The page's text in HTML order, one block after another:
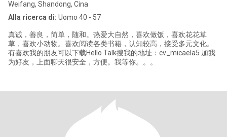
Weifang, Shandong, Cina
Alla ricerca di: Uomo 40 - 57
真诚，善良，简单，随和。热爱大自然，喜欢做饭，喜欢花花草
草，喜欢小动物。喜欢阅读各类书籍，认知较高，接受多元文化。
有喜欢我的朋友可以下载Hello Talk搜我的地址：cv_micaela5 加我
为好友，上面聊天很安全，方便。我等你。。。